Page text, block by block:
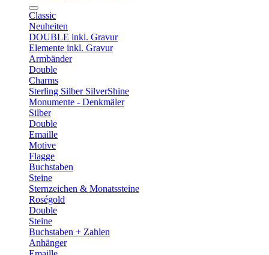
Classic
Neuheiten
DOUBLE inkl. Gravur
Elemente inkl. Gravur
Armbänder
Double
Charms
Sterling Silber SilverShine
Monumente - Denkmäler
Silber
Double
Emaille
Motive
Flagge
Buchstaben
Steine
Sternzeichen & Monatssteine
Roségold
Double
Steine
Buchstaben + Zahlen
Anhänger